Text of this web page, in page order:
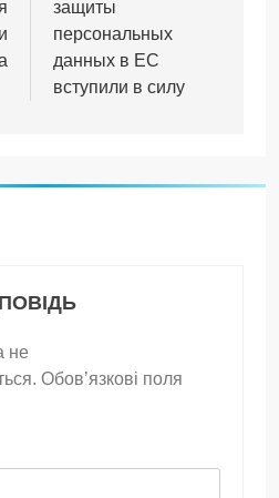
защиты
персональных
данных в ЕС
вступили в силу
не
Обов’язкові поля